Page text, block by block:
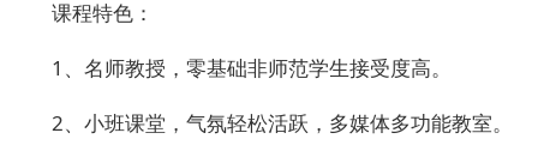
课程特色：
1、名师教授，零基础非‌‌师范‌‌学生接受度高。
2、小班课堂，气氛轻松活跃，多媒体多功能教室。